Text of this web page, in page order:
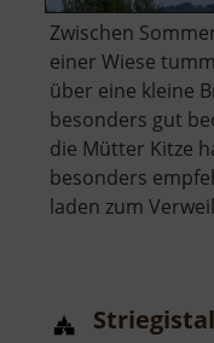
Zwischen
einer Wiese
über eine kleine
besonders gut
die Mütter Kitze
besonders
laden zum